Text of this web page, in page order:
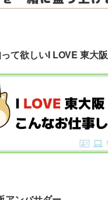
て欲しいI LOVE 東大阪